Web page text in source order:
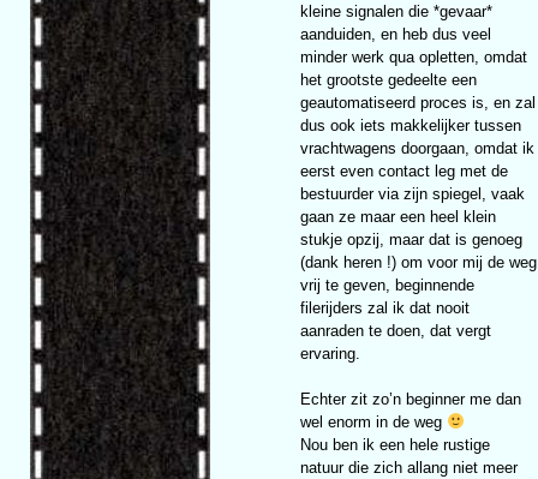
kleine signalen die *gevaar*
aanduiden, en heb dus veel
minder werk qua opletten, omdat
het grootste gedeelte een
geautomatiseerd proces is, en zal
dus ook iets makkelijker tussen
vrachtwagens doorgaan, omdat ik
eerst even contact leg met de
bestuurder via zijn spiegel, vaak
gaan ze maar een heel klein
stukje opzij, maar dat is genoeg
(dank heren !) om voor mij de weg
vrij te geven, beginnende
filerijders zal ik dat nooit
aanraden te doen, dat vergt
ervaring.
Echter zit zo’n beginner me dan
wel enorm in de weg
Nou ben ik een hele rustige
natuur die zich allang niet meer